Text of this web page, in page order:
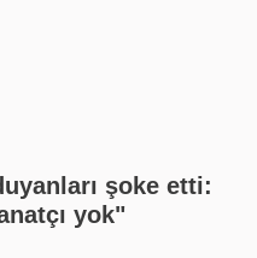
şoke etti:
yok"